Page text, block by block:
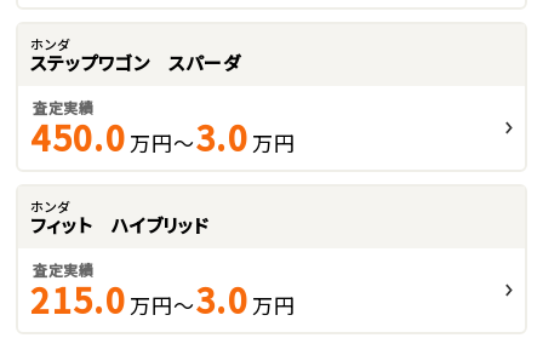
ホンダ
ステップワゴン スパーダ
査定実績
450.0 万円～3.0 万円
ホンダ
フィット ハイブリッド
査定実績
215.0 万円～3.0 万円